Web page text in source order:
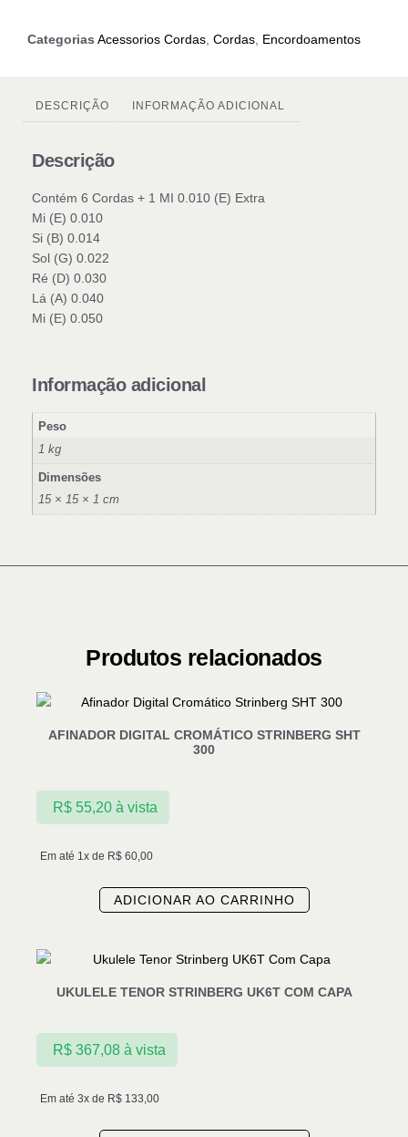
Categorias Acessorios Cordas Cordas Encordoamentos
DESCRIÇÃO INFORMAÇÃO ADICIONAL
Descrição
Contém 6 Cordas + 1 MI 0.010 (E) Extra
Mi (E) 0.010
Si (B) 0.014
Sol (G) 0.022
Ré (D) 0.030
Lá (A) 0.040
Mi (E) 0.050
Informação adicional
Peso
1 kg
Dimensões
15 × 15 × 1 cm
Produtos relacionados
AFINADOR DIGITAL CROMÁTICO STRINBERG SHT
300
Em até 1x de R$ 60,00
R$55,20 à vista
ADICIONAR AO CARRINHO
UKULELE TENOR STRINBERG UK6T COM CAPA
Em até 3x de R$ 133,00
R$367,08 à vista